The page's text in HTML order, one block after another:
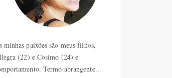
minhas paixões são meus filhos,
(22) e Cosimo (24) e
Termo abrangente...